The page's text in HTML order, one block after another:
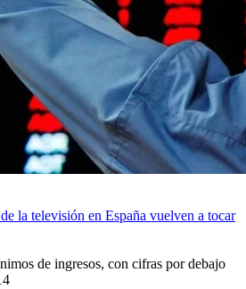
la televisión en España vuelven a tocar
de ingresos, con cifras por debajo